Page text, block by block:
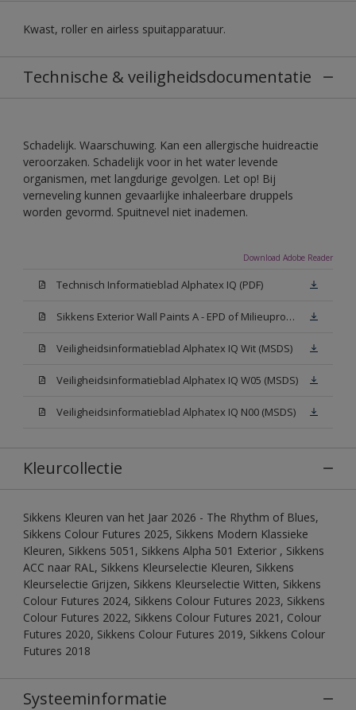
Kwast, roller en airless spuitapparatuur.
Technische & veiligheidsdocumentatie
Schadelijk. Waarschuwing. Kan een allergische huidreactie
veroorzaken. Schadelijk voor in het water levende
organismen, met langdurige gevolgen. Let op! Bij
verneveling kunnen gevaarlijke inhaleerbare druppels
worden gevormd. Spuitnevel niet inademen.
Download Adobe Reader
Technisch Informatieblad Alphatex IQ (PDF)
Sikkens Exterior Wall Paints A - EPD of Milieuproductverklaring
Veiligheidsinformatieblad Alphatex IQ Wit (MSDS)
Veiligheidsinformatieblad Alphatex IQ W05 (MSDS)
Veiligheidsinformatieblad Alphatex IQ N00 (MSDS)
Kleurcollectie
Sikkens Kleuren van het Jaar 2026 - The Rhythm of Blues,
Sikkens Colour Futures 2025, Sikkens Modern Klassieke
Kleuren, Sikkens 5051, Sikkens Alpha 501 Exterior , Sikkens
ACC naar RAL, Sikkens Kleurselectie Kleuren, Sikkens
Kleurselectie Grijzen, Sikkens Kleurselectie Witten, Sikkens
Colour Futures 2024, Sikkens Colour Futures 2023, Sikkens
Colour Futures 2022, Sikkens Colour Futures 2021, Colour
Futures 2020, Sikkens Colour Futures 2019, Sikkens Colour
Futures 2018
Systeeminformatie